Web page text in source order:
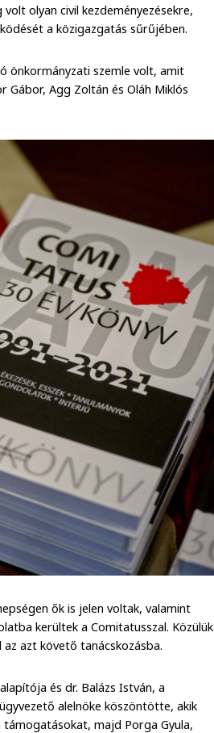
olyan civil kezdeményezésekre,
a közigazgatás sűrűjében.
önkormányzati szemle volt, amit
Agg Zoltán és Oláh Miklós
ők is jelen voltak, valamint
kerültek a Comitatusszal. Közülük
azt követő tanácskozásba.
és dr. Balázs István, a
alelnöke köszöntötte, akik
majd Porga Gyula,